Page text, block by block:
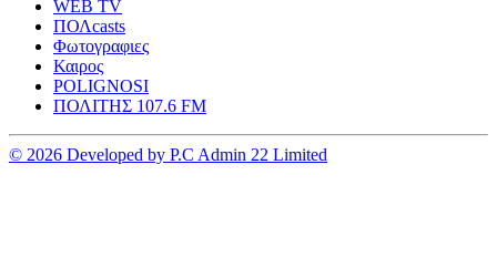
WEB TV
ΠΟΛcasts
Φωτογραφιες
Καιρος
POLIGNOSI
ΠΟΛΙΤΗΣ 107.6 FM
© 2026 Developed by P.C Admin 22 Limited